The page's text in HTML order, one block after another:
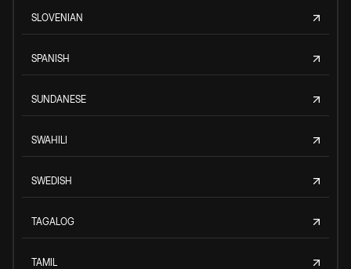
SLOVENIAN
SPANISH
SUNDANESE
SWAHILI
SWEDISH
TAGALOG
TAMIL